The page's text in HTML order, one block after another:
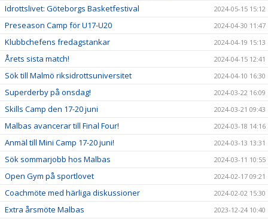
Idrottslivet: Göteborgs Basketfestival 2024-05-15 15:12
Preseason Camp för U17-U20 2024-04-30 11:47
Klubbchefens fredagstankar 2024-04-19 15:13
Årets sista match! 2024-04-15 12:41
Sök till Malmö riksidrottsuniversitet 2024-04-10 16:30
Superderby på onsdag! 2024-03-22 16:09
Skills Camp den 17-20 juni 2024-03-21 09:43
Malbas avancerar till Final Four! 2024-03-18 14:16
Anmäl till Mini Camp 17-20 juni! 2024-03-13 13:31
Sök sommarjobb hos Malbas 2024-03-11 10:55
Open Gym på sportlovet 2024-02-17 09:21
Coachmöte med härliga diskussioner 2024-02-02 15:30
Extra årsmöte Malbas 2023-12-24 10:40